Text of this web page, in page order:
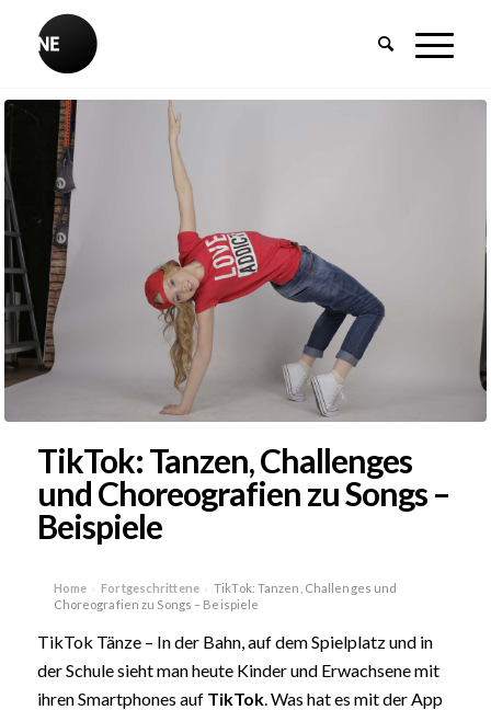
TikTok: Tanzen, Challenges
und Choreografien zu Songs –
Beispiele
Home › Fortgeschrittene › TikTok: Tanzen, Challenges und
Choreografien zu Songs – Beispiele
TikTok Tänze – In der Bahn, auf dem Spielplatz und in
der Schule sieht man heute Kinder und Erwachsene mit
ihren Smartphones auf TikTok. Was hat es mit der App